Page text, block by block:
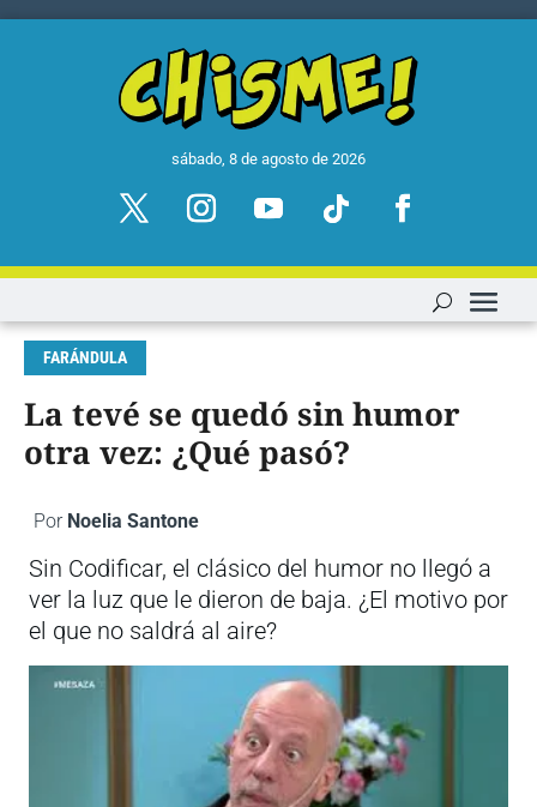
sábado, 8 de agosto de 2026
FARÁNDULA
La tevé se quedó sin humor
otra vez: ¿Qué pasó?
Por Noelia Santone
Sin Codificar, el clásico del humor no llegó a
ver la luz que le dieron de baja. ¿El motivo por
el que no saldrá al aire?